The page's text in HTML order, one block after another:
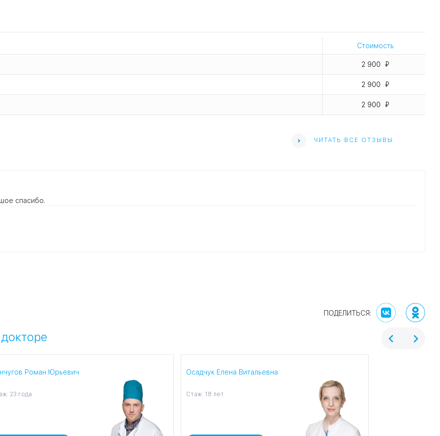
клетчатки;
техники;
Стоимость
2 900
2 900
2 900
ЧИТАТЬ ВСЕ ОТЗЫВЫ
спасибо.
Роман Юрьевич
23 года
Осадчук Елена Витальевна
Стаж: 18 лет